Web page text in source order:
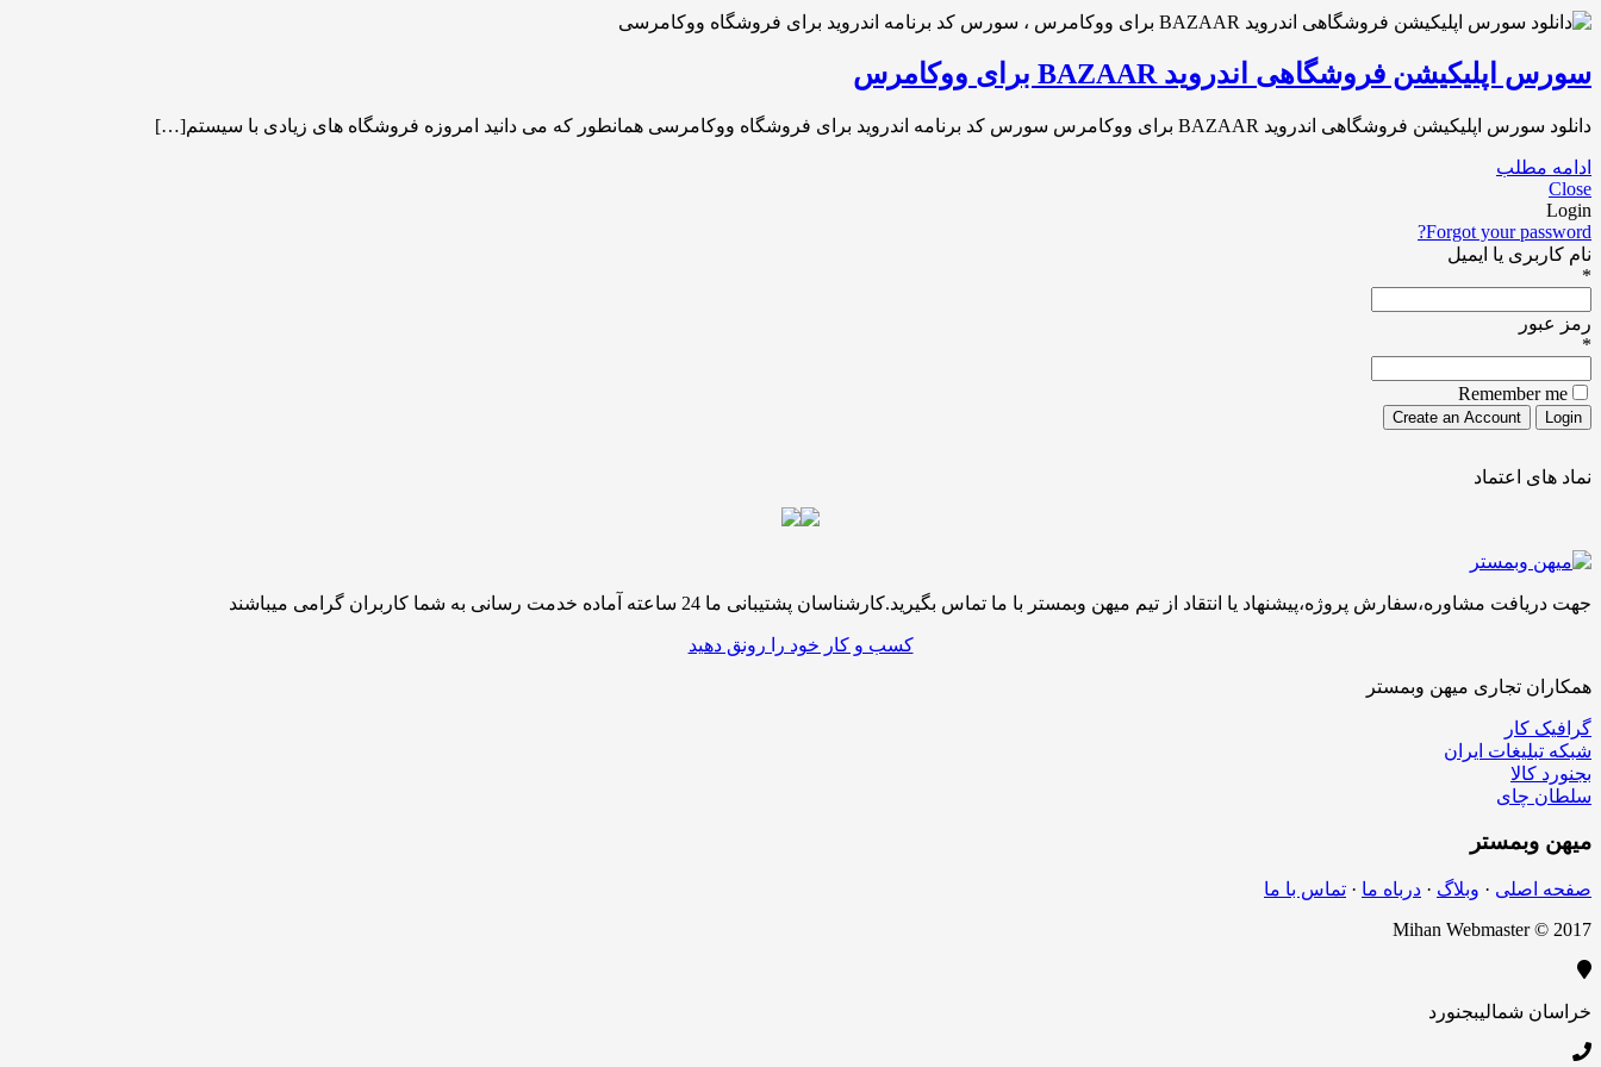
سورس اپلیکیشن فروشگاهی اندروید BAZAAR برای ووکامرس
دانلود سورس اپلیکیشن فروشگاهی اندروید BAZAAR برای ووکامرس سورس کد برنامه اندروید برای فروشگاه ووکامرسی همانطور که می دانید امروزه فروشگاه های زیادی با سیستم[…]
ادامه مطلب
Close
Login
Forgot your password?
نام کاربری یا ایمیل
*
رمز عبور
*
Remember me
نماد های اعتماد
جهت دریافت مشاوره،سفارش پروژه،پیشنهاد یا انتقاد از تیم میهن وبمستر با ما تماس بگیرید.کارشناسان پشتیبانی ما 24 ساعته آماده خدمت رسانی به شما کاربران گرامی میباشند
کسب و کار خود را رونق دهید
همکاران تجاری میهن وبمستر
گرافیک کار
شبکه تبلیغات ایران
بجنورد کالا
سلطان چای
میهن وبمستر
صفحه اصلی · وبلاگ · درباه ما · تماس با ما
Mihan Webmaster © 2017
خراسان شمالیبجنورد